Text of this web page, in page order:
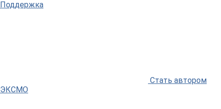
Поддержка
Стать автором
ЭКСМО